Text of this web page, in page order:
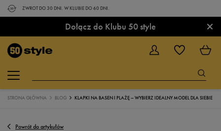
ZWROT DO 30 DNI. W KLUBIE DO 60 DNI.
Dołącz do Klubu 50 style ×
STRONA GŁÓWNA BLOG KLAPKI NA BASEN I PLAŻĘ – WYBIERZ IDEALNY MODEL DLA SIEBIE
Powrót do artykułów